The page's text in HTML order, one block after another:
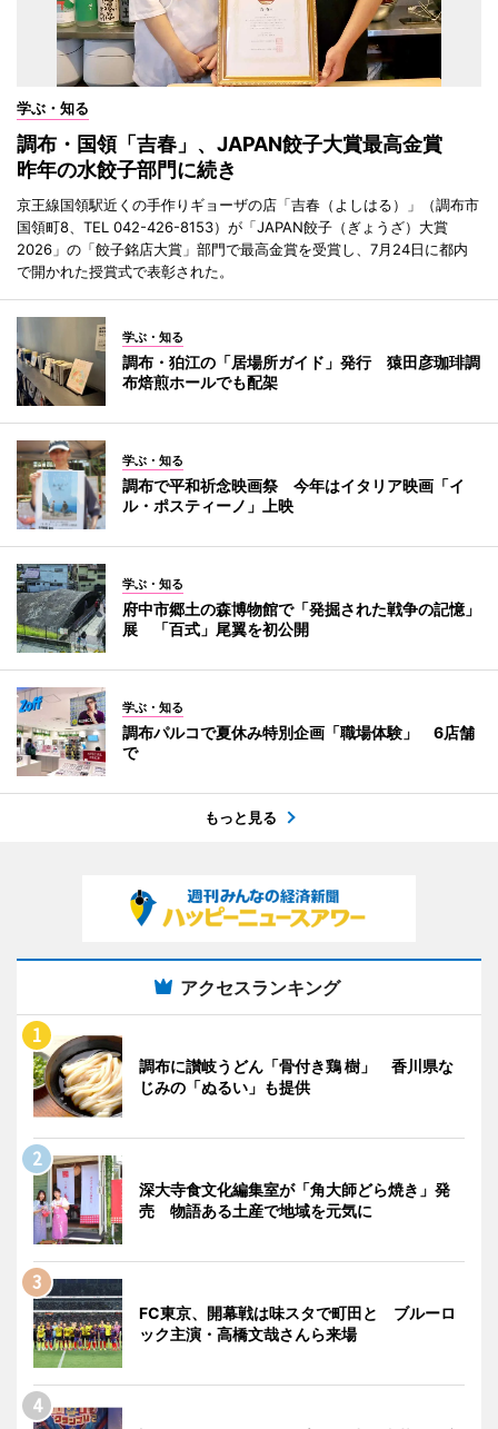
学ぶ・知る
調布・国領「吉春」、JAPAN餃子大賞最高金賞
昨年の水餃子部門に続き
京王線国領駅近くの手作りギョーザの店「吉春（よしはる）」（調布市
国領町8、TEL 042-426-8153）が「JAPAN餃子（ぎょうざ）大賞
2026」の「餃子銘店大賞」部門で最高金賞を受賞し、7月24日に都内
で開かれた授賞式で表彰された。
学ぶ・知る
調布・狛江の「居場所ガイド」発行 猿田彦珈琲調
布焙煎ホールでも配架
学ぶ・知る
調布で平和祈念映画祭 今年はイタリア映画「イ
ル・ポスティーノ」上映
学ぶ・知る
府中市郷土の森博物館で「発掘された戦争の記憶」
展 「百式」尾翼を初公開
学ぶ・知る
調布パルコで夏休み特別企画「職場体験」 6店舗
で
もっと見る
アクセスランキング
調布に讃岐うどん「骨付き鶏 樹」 香川県な
じみの「ぬるい」も提供
深大寺食文化編集室が「角大師どら焼き」発
売 物語ある土産で地域を元気に
FC東京、開幕戦は味スタで町田と ブルーロ
ック主演・高橋文哉さんら来場